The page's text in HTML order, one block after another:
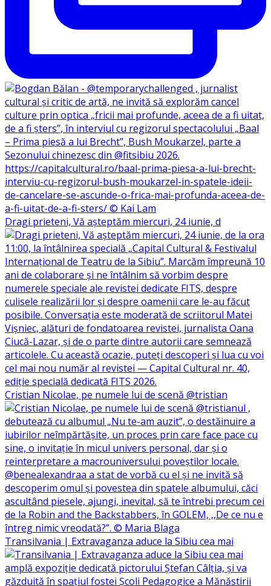
Dragi prieteni, Vă așteptăm miercuri, 24 iunie, d
Cristian Nicolae, pe numele lui de scenă @tristian
Transilvania | Extravaganza aduce la Sibiu cea mai